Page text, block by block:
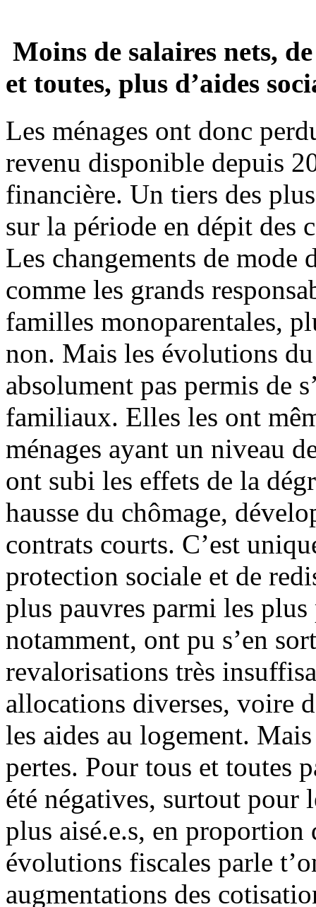
Moins de salaires nets,
et toutes, plus d’aides
Les ménages ont donc
revenu disponible depuis
financière. Un tiers des
sur la période en dépit des
Les changements de
comme les grands
familles monoparentales,
non. Mais les évolutions
absolument pas permis de
familiaux. Elles les ont
ménages ayant un niveau
ont subi les effets de la
hausse du chômage,
contrats courts. C’est
protection sociale et de
plus pauvres parmi les
notamment, ont pu s’en
revalorisations très
allocations diverses, voire
les aides au logement.
pertes. Pour tous et toutes
été négatives, surtout pour
plus aisé.e.s, en proportion
évolutions fiscales parle
augmentations des